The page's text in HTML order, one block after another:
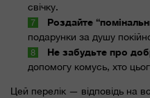
свічку.
Роздайте
подарунки за душу
Не забудьте про
допомогу комусь, хто
Цей перелік — відповідь на